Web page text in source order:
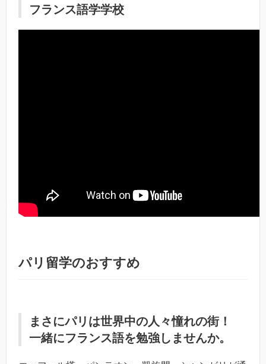
フランス語学学校
パリ留学のおすすめ
まさにパリは世界中の人々憧れの街！
一緒にフランス語を勉強しませんか。